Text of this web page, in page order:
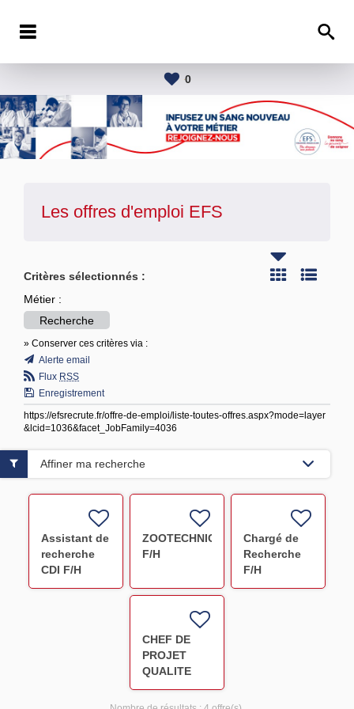
0
Les offres d'emploi EFS
Critères sélectionnés :
Métier :
Recherche
» Conserver ces critères via :
Alerte email
Flux RSS
Enregistrement
https://efsrecrute.fr/offre-de-emploi/liste-toutes-offres.aspx?mode=layer
&lcid=1036&facet_JobFamily=4036
Assistant de
recherche
CDI F/H
ZOOTECHNICIEN
F/H
Chargé de
Recherche
F/H
CHEF DE
PROJET
QUALITE
PHARMACEUTIQUE
Affiner ma recherche